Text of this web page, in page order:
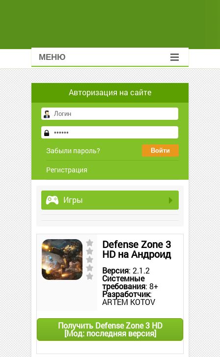
МЕНЮ
Авторизация на сайте
Забыли пароль?
Регистрация
Игры
Defense Zone 3
HD на Андроид
Версия: 2.1.2
Системные
требования: 8+
Разработчик:
ARTEM KOTOV
Получить Defense Zone 3 HD
[Мод: последняя версия]